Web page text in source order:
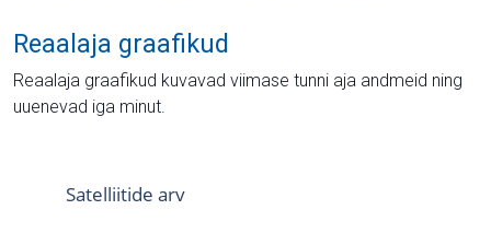
Reaalaja graafikud
Reaalaja graafikud kuvavad viimase tunni aja andmeid ning
uuenevad iga minut.